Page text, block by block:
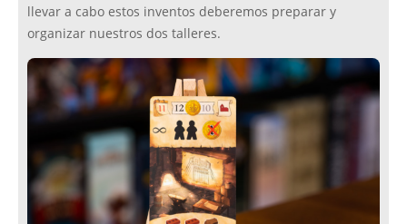
llevar a cabo estos inventos deberemos preparar y
organizar nuestros dos talleres.